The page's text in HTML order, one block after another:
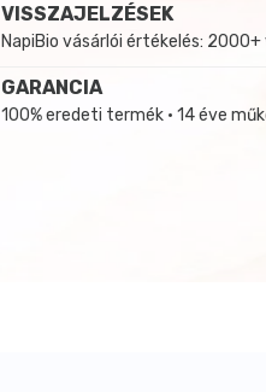
VISSZAJELZÉSEK
NapiBio vásárlói értékelés:
GARANCIA
100% eredeti termék • 14 éve